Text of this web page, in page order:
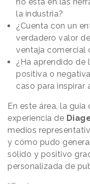
no está en las
la industria?
¿Cuenta con un
verdadero valor
ventaja comercial
¿Ha aprendido de
positiva o
caso para inspirar
En este área, la
experiencia de
medios
y cómo pudo
sólido y positivo
personalizada de